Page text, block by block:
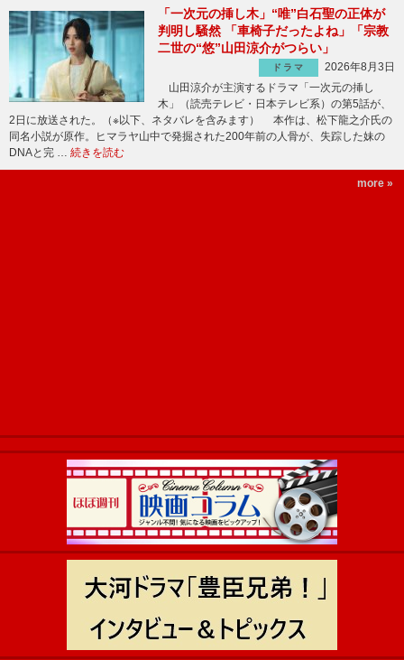
「一次元の挿し木」“唯”白石聖の正体が
判明し騒然 「車椅子だったよね」「宗教
二世の“悠”山田涼介がつらい」
ドラマ
2026年8月3日
山田涼介が主演するドラマ「一次元の挿し
木」（読売テレビ・日本テレビ系）の第5話が、
2日に放送された。（※以下、ネタバレを含みます） 本作は、松下龍之介氏の
同名小説が原作。ヒマラヤ山中で発掘された200年前の人骨が、失踪した妹の
DNAと完 … 続きを読む
more »